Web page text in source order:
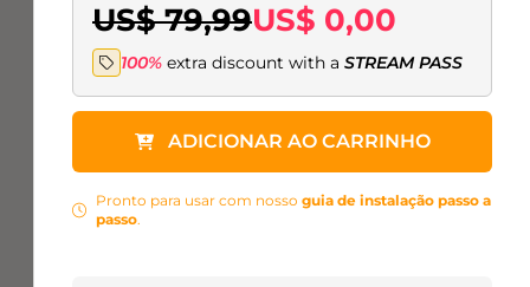
US$ 79,99US$ 0,00
100% extra discount with a STREAM PASS
ADICIONAR AO CARRINHO
Pronto para usar com nossoguia de instalação passo a
passo.